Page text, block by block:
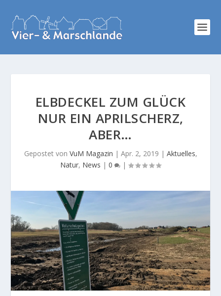
ELBDECKEL ZUM GLÜCK
NUR EIN APRILSCHERZ,
ABER…
Gepostet von VuM Magazin | Apr. 2, 2019 | Aktuelles,
Natur, News | 0 |